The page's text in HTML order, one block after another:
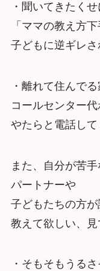
・聞いてきたくせ
「ママの教え方
子どもに逆ギレさ
・離れて住んで
コールセンター代
やたらと電話して
また、自分が苦
パートナーや
子どもたちの方が
教えて欲しい、見
・そもそもうる